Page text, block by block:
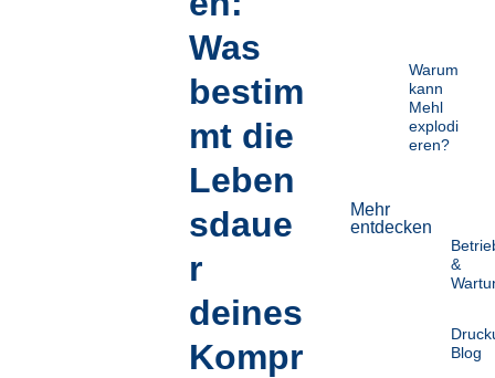
Was
bestim
mt die
Leben
sdaue
r
deines
Kompr
Warum
kann
Mehl
explodi
eren?
Mehr
entdecken
&
Blog